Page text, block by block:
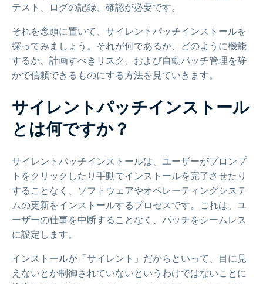
テスト、ログの記録、確認が必要です。
それを念頭に置いて、サイレントパッチインストールを
探ってみましょう。それが何であるか、どのように機能
するか、計画すべきリスク、および自動パッチ管理を静
かで信頼できるものにする方法を見ていきます。
サイレントパッチインストール
とは何ですか？
サイレントパッチインストールは、ユーザーがプロンプ
トをクリックしたり手動でインストールを完了させたり
することなく、ソフトウェアやオペレーティングシステ
ムの更新をインストールするプロセスです。これは、ユ
ーザーの仕事を中断することなく、パッチをシームレス
に設定します。
インストールが「サイレント」だからといって、目に見
えないとか制御されていないというわけではないことに